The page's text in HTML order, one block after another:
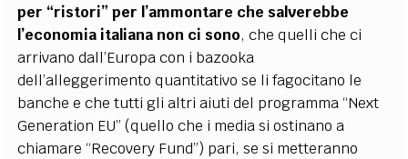
per “ristori” per l’ammontare che salverebbe
l’economia italiana non ci sono, che quelli che ci
arrivano dall’Europa con i bazooka
dell’alleggerimento quantitativo se li fagocitano le
banche e che tutti gli altri aiuti del programma “Next
Generation EU” (quello che i media si ostinano a
chiamare “Recovery Fund”) pari, se si metteranno